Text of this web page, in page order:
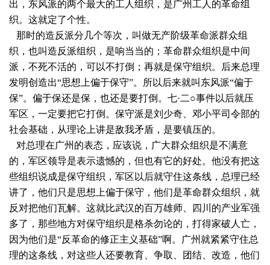
出，东风派的两个最大的工人组织，是广州工人的革命组
织。这就定了个性。
那时的造反派分几个等次，叫做无产阶级革命派群众组
织，也叫造反派组织，是响当当的；革命群众组织是中间
派，不死不活的，可以不打倒；再就是保守组织。后来总理
发明创造出“思想上偏于保守”。所以后来就叫东风派“偏于
保”。偏于保还是保，也还是要打倒。七·二○事件以后就压
军区，一定要把它打倒。保守派是刘少奇、邓小平司令部的
社会基础，从理论上讲是敌我矛盾，是要镇压的。
对总理在广州的表态，应该说，广大群众组织是不满意
的，军区领导是表示遗憾的，但也有它的好处。他没有把这
些组织说成是保守组织，军区以后就守住这条线，总理已经
讲了，他们只是思想上偏于保守，他们是革命群众组织，就
反对把他们瓦解。这就比武汉的百万雄师、四川的产业军强
多了，那些地方对保守组织是格杀勿论的，打得家破人亡，
因为他们是“反革命的修正主义基础”啊。广州就紧紧守住总
理的这条线，对这些人还要教育、争取、团结、改造，他们